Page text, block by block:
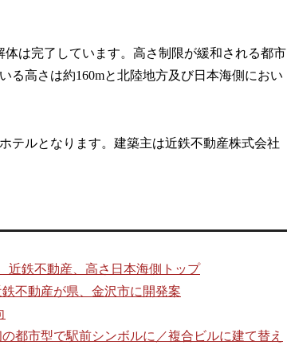
は完了しています。高さ制限が緩和される都市
る高さは約160mと北陸地方及び日本海側におい
テルとなります。建築主は近鉄不動産株式会社
鉄不動産、高さ日本海側トップ
不動産が県、金沢市に開発案
都市型で駅前シンボルに／複合ビルに建て替え